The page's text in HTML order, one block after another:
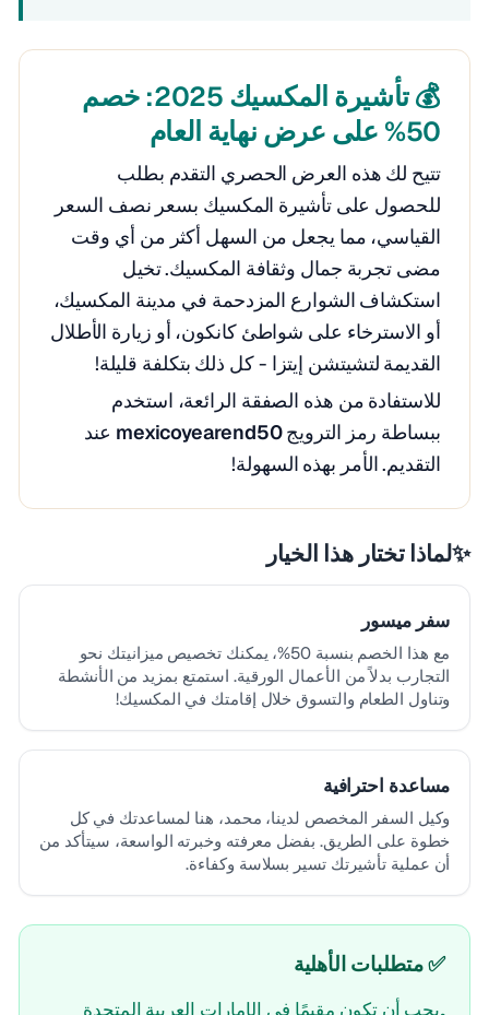
💰 تأشيرة المكسيك 2025: خصم
50% على عرض نهاية العام
تتيح لك هذه العرض الحصري التقدم بطلب
للحصول على تأشيرة المكسيك بسعر نصف السعر
القياسي، مما يجعل من السهل أكثر من أي وقت
مضى تجربة جمال وثقافة المكسيك. تخيل
استكشاف الشوارع المزدحمة في مدينة المكسيك،
أو الاسترخاء على شواطئ كانكون، أو زيارة الأطلال
القديمة لتشيتشن إيتزا - كل ذلك بتكلفة قليلة!
للاستفادة من هذه الصفقة الرائعة، استخدم
ببساطة رمز الترويجmexicoyearend50 عند
التقديم. الأمر بهذه السهولة!
✨لماذا تختار هذا الخيار
سفر ميسور
مع هذا الخصم بنسبة 50%، يمكنك تخصيص ميزانيتك نحو
التجارب بدلاً من الأعمال الورقية. استمتع بمزيد من الأنشطة
وتناول الطعام والتسوق خلال إقامتك في المكسيك!
مساعدة احترافية
وكيل السفر المخصص لدينا، محمد، هنا لمساعدتك في كل
خطوة على الطريق. بفضل معرفته وخبرته الواسعة، سيتأكد من
أن عملية تأشيرتك تسير بسلاسة وكفاءة.
✅ متطلبات الأهلية
يجب أن تكون مقيمًا في الإمارات العربية المتحدة